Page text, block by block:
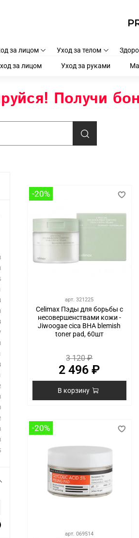
за лицом Уход за телом
за лицом Уход за руками
Получи
-20%
арт.321225
Celimax Пэды для борьбы с
несовершенствами кожи -
Jiwoogae cica BHA blemish
toner pad, 60шт
3 120 ₽
2 496 ₽
В корзину
-20%
арт.069514